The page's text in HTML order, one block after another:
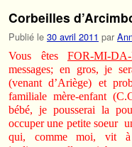
Corbeilles
Publié le 30 avril 2011 par
Vous êtes FOR-MI-
messages; en gros, je
(venant d’Ariège) et
familiale mère-enfant
bébé, je pousserai la
occuper une petite soeur
qui, comme moi, vit à